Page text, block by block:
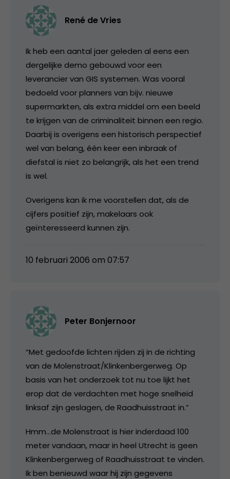
René de Vries
Ik heb een aantal jaer geleden al eens een
dergelijke demo gebouwd voor een
leverancier van GIS systemen. Was vooral
bedoeld voor planners van bijv. nieuwe
supermarkten, als extra middel om een beeld
te krijgen van de criminaliteit binnen een regio.
Daarbij is overigens een historisch perspectief
wel van belang, één keer een inbraak of
diefstal is niet zo belangrijk, als het een trend
is wel.
Overigens kan ik me voorstellen dat, als de
cijfers positief zijn, makelaars ook
geïnteresseerd kunnen zijn.
10 februari 2006 om 07:57
Peter Bonjernoor
“Met gedoofde lichten rijden zij in de richting
van de Molenstraat/Klinkenbergerweg. Op
basis van het onderzoek tot nu toe lijkt het
erop dat de verdachten met hoge snelheid
linksaf zijn geslagen, de Raadhuisstraat in.”
Hmm…de Molenstraat is hier inderdaad 100
meter vandaan, maar in heel Utrecht is geen
Klinkenbergerweg of Raadhuisstraat te vinden.
Ik ben benieuwd waar hij zijn gegevens